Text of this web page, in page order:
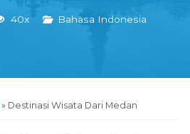
40x Bahasa Indonesia
» Destinasi Wisata Dari Medan